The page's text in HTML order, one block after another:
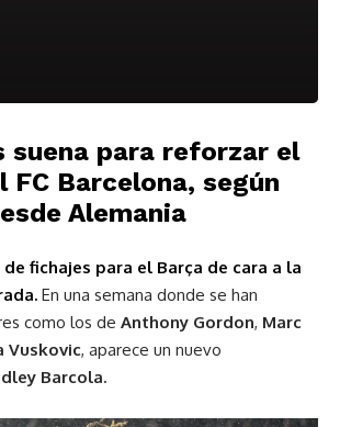
suena para reforzar el
FC Barcelona, según
Alemania
fichajes para el Barça de cara a la
En una semana donde se han
como los de Anthony Gordon, Marc
Vuskovic, aparece un nuevo
Barcola.